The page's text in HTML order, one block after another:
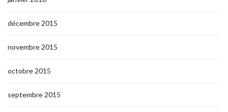
décembre 2015
novembre 2015
octobre 2015
septembre 2015